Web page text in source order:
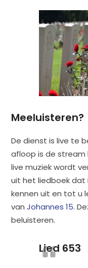
Meeluisteren?
De dienst is live te
afloop is de stream
live muziek wordt
uit het liedboek dat
kennen uit en tot u
vanJohannes 15.
beluisteren.
Lied 653